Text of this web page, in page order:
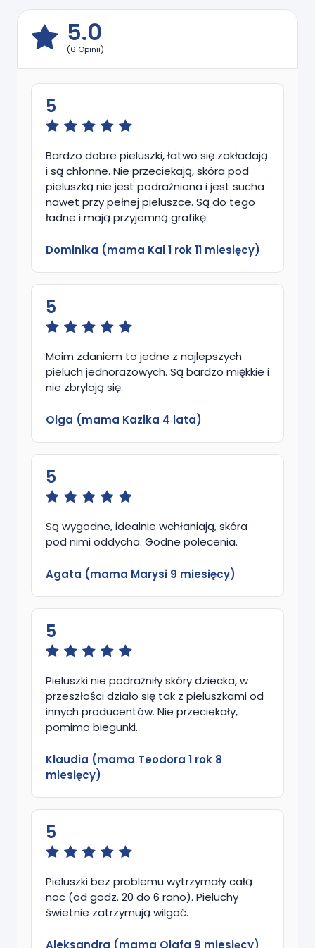
5.0
(6 Opinii)
5
Bardzo dobre pieluszki, łatwo się zakładają
i są chłonne. Nie przeciekają, skóra pod
pieluszką nie jest podrażniona i jest sucha
nawet przy pełnej pieluszce. Są do tego
ładne i mają przyjemną grafikę.
Dominika (mama Kai 1 rok 11 miesięcy)
5
Moim zdaniem to jedne z najlepszych
pieluch jednorazowych. Są bardzo miękkie i
nie zbrylają się.
Olga (mama Kazika 4 lata)
5
Są wygodne, idealnie wchłaniają, skóra
pod nimi oddycha. Godne polecenia.
Agata (mama Marysi 9 miesięcy)
5
Pieluszki nie podrażniły skóry dziecka, w
przeszłości działo się tak z pieluszkami od
innych producentów. Nie przeciekały,
pomimo biegunki.
Klaudia (mama Teodora 1 rok 8
miesięcy)
5
Pieluszki bez problemu wytrzymały całą
noc (od godz. 20 do 6 rano). Pieluchy
świetnie zatrzymują wilgoć.